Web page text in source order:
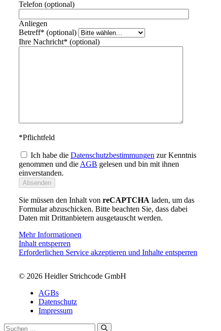
Telefon (optional)
Anliegen
Betreff* (optional)
Ihre Nachricht* (optional)
*Pflichtfeld
Ich habe die Datenschutzbestimmungen zur Kenntnis
genommen und die AGB gelesen und bin mit ihnen
einverstanden.
Sie müssen den Inhalt von reCAPTCHA laden, um das
Formular abzuschicken. Bitte beachten Sie, dass dabei
Daten mit Drittanbietern ausgetauscht werden.
Mehr Informationen
Inhalt entsperren
Erforderlichen Service akzeptieren und Inhalte entsperren
© 2026 Heidler Strichcode GmbH
AGBs
Datenschutz
Impressum
Suchen